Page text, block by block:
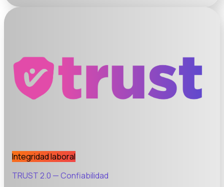
Integridad laboral
TRUST 2.0 — Confiabilidad